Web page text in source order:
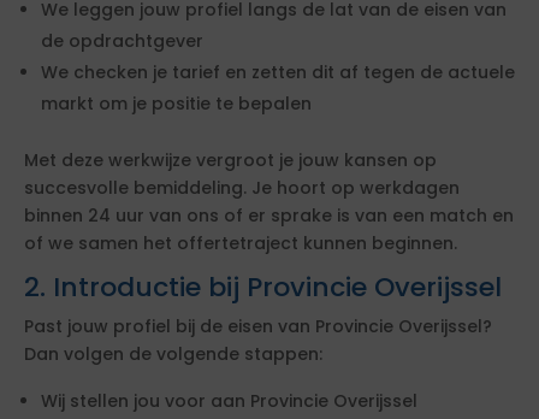
We leggen jouw profiel langs de lat van de eisen van
de opdrachtgever
We checken je tarief en zetten dit af tegen de actuele
markt om je positie te bepalen
Met deze werkwijze vergroot je jouw kansen op
succesvolle bemiddeling. Je hoort op werkdagen
binnen 24 uur van ons of er sprake is van een match en
of we samen het offertetraject kunnen beginnen.
2. Introductie bij Provincie Overijssel
Past jouw profiel bij de eisen van Provincie Overijssel?
Dan volgen de volgende stappen:
Wij stellen jou voor aan Provincie Overijssel